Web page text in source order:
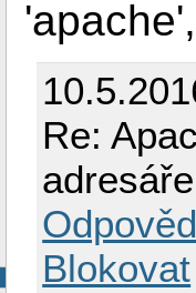
Re:
adresáře
Blokovat